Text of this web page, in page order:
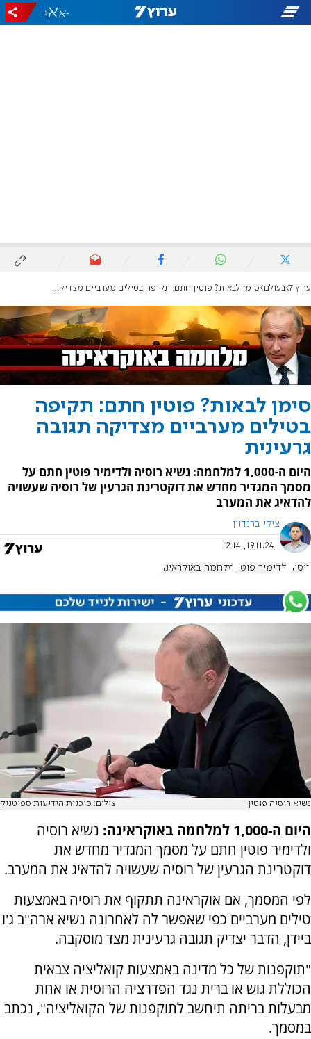
-
+
ערוץ 7 בעולם סימן לבאות? פוטין חתם: תקיפה בטילים מערביים מצדיקה תגובה גרעינית
סימן לבאות? פוטין חתם: תקיפה
בטילים מערביים מצדיקה תגובה
גרעינית
היום ה-1,000 למלחמה: נשיא רוסיה ולדימיר פוטין חתם על
מסמך המגדיר מחדש את דוקטרינת הגרעין של רוסיה שעשויה
להדאיג את המערב
ציקי ברנדוין
19.11.24, 12:14
רוסיה ולדימיר פוטין מלחמה באוקראינה
נשיא רוסיה פוטין צילום: סוכנות הידיעות ספוטניק
היום ה-1,000 למלחמה באוקראינה:
נשיא רוסיה
ולדימיר פוטין חתם על מסמך המגדיר מחדש את
דוקטרינת הגרעין של רוסיה שעשויה להדאיג את המערב.
לפי המסמך, אם אוקראינה תתקוף את רוסיה באמצעות
טילים מערביים כפי שאפשר לה לאחרונה נשיא ארה"ב ג'ו
ביידן, הדבר יצדיק תגובה גרעינית מצד מוסקבה.
"תוקפנות של כל מדינה באמצעות קואליציה צבאית
הכוללת גוש או ברית נגד הפדרציה הרוסית או אחת
מבעלות בריתה תיחשב לתוקפנות של הקואליציה", נכתב
במסמך.